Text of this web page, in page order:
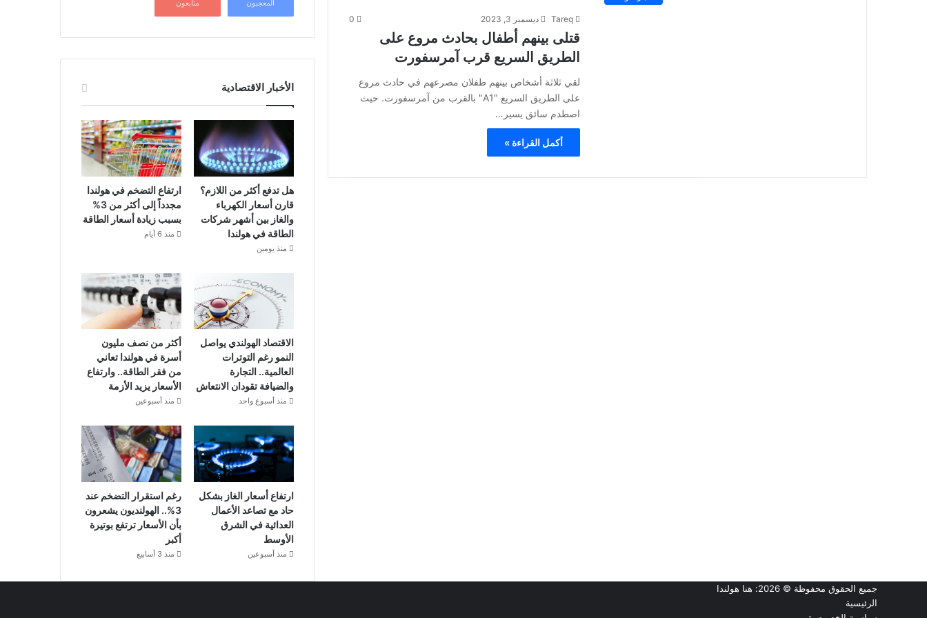
Tareq ديسمبر 3, 2023 0
قتلى بينهم أطفال بحادث مروع على
الطريق السريع قرب آمرسفورت
لقي ثلاثة أشخاص بينهم طفلان مصرعهم في حادث مروع
على الطريق السريع "A1" بالقرب من آمرسفورت. حيث
اصطدم سائق يسير…
أكمل القراءة »
المعجبون متابعون
الأخبار الاقتصادية
هل تدفع أكثر من اللازم؟
قارن أسعار الكهرباء
والغاز بين أشهر شركات
الطاقة في هولندا
منذ يومين
ارتفاع التضخم في هولندا
مجدداً إلى أكثر من 3%
بسبب زيادة أسعار الطاقة
منذ 6 أيام
الاقتصاد الهولندي يواصل
النمو رغم التوترات
العالمية.. التجارة
والضيافة تقودان الانتعاش
منذ أسبوع واحد
أكثر من نصف مليون
أسرة في هولندا تعاني
من فقر الطاقة.. وارتفاع
الأسعار يزيد الأزمة
منذ أسبوعين
ارتفاع أسعار الغاز بشكل
حاد مع تصاعد الأعمال
العدائية في الشرق
الأوسط
منذ أسبوعين
رغم استقرار التضخم عند
3%.. الهولنديون يشعرون
بأن الأسعار ترتفع بوتيرة
أكبر
منذ 3 أسابيع
جميع الحقوق محفوظة © 2026:
هنا هولندا
الرئيسية